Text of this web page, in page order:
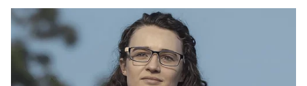
தொகை நேரடியாக வங்கி கணக்கிற்கு வர
வாய்ப்பு உள்ளது. ஆனால் இந்த சேவையை
பயன்படுத்த சில முக்கிய அப்டேட்களை
முன்கூட்டியே செய்து வைத்திருக்க